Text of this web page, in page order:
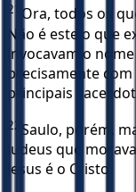
21
Ora, todos os
Não é este o que
invocavam o nome
precisamente
principais
22 Saulo, porém,
judeus que
Jesus é o Cristo.